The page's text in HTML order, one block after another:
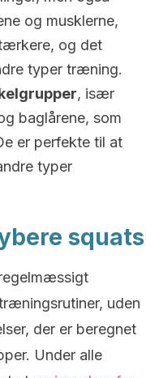
og musklerne,
og det
typer træning.
, især
baglårene, som
er perfekte til at
typer
squats
uden
der er beregnet
Under alle